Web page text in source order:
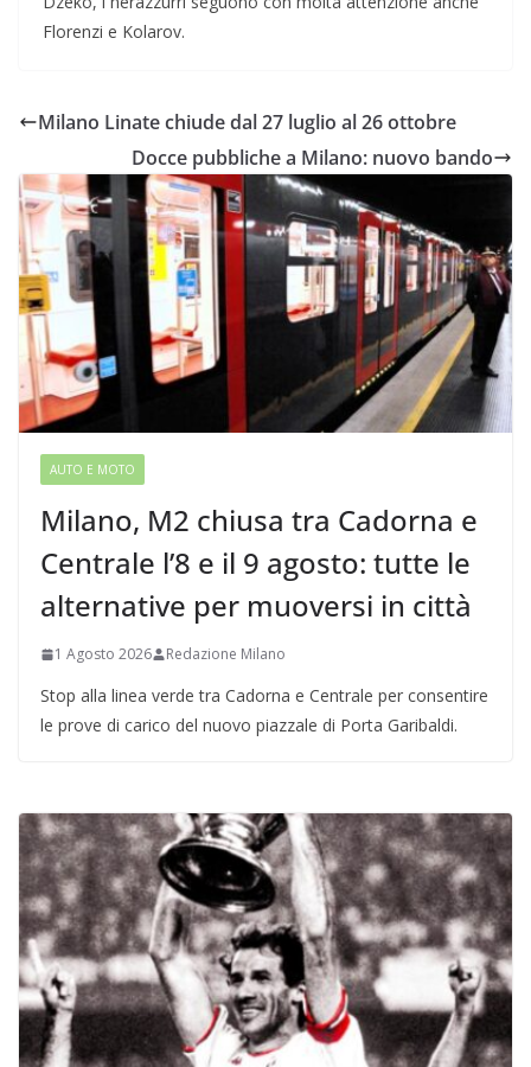
Florenzi e Kolarov.
Milano Linate chiude dal 27 luglio al 26 ottobre
Docce pubbliche a Milano: nuovo bando
AUTO E MOTO
Milano, M2 chiusa tra Cadorna e
Centrale l’8 e il 9 agosto: tutte le
alternative per muoversi in città
1 Agosto 2026 Redazione Milano
Stop alla linea verde tra Cadorna e Centrale per consentire
le prove di carico del nuovo piazzale di Porta Garibaldi.